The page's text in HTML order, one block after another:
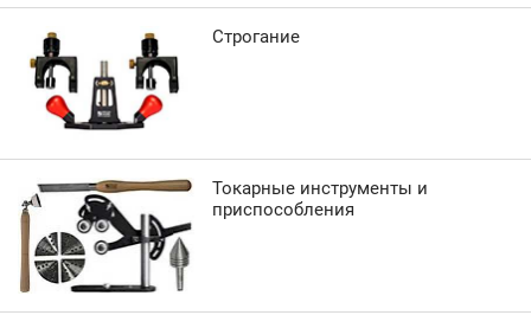
Строгание
Токарные инструменты и
приспособления